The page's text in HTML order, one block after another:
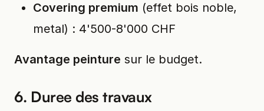
Covering premium (effet bois noble,
metal) : 4'500-8'000 CHF
Avantage peinture sur le budget.
6. Duree des travaux